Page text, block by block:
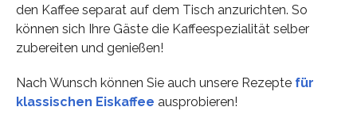
den Kaffee separat auf dem Tisch anzurichten. So
können sich Ihre Gäste die Kaffeespezialität selber
zubereiten und genießen!
Nach Wunsch können Sie auch unsere Rezepte für
klassischen Eiskaffee ausprobieren!